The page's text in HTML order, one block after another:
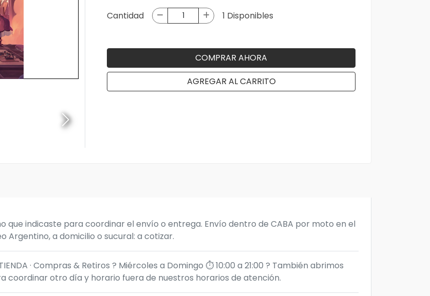
Cantidad 1 Disponibles
COMPRAR AHORA
AGREGAR AL CARRITO
que indicaste para coordinar el envío o entrega. Envío dentro de CABA por moto en el
Argentino, a domicilio o sucural: a cotizar.
TIENDA · Compras & Retiros ? Miércoles a Domingo ⏱️ 10:00 a 21:00 ?️ También abrimos
coordinar otro día y horario fuera de nuestros horarios de atención.